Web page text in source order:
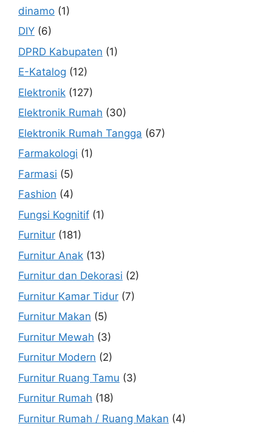
dinamo (1)
DIY (6)
DPRD Kabupaten (1)
E-Katalog (12)
Elektronik (127)
Elektronik Rumah (30)
Elektronik Rumah Tangga (67)
Farmakologi (1)
Farmasi (5)
Fashion (4)
Fungsi Kognitif (1)
Furnitur (181)
Furnitur Anak (13)
Furnitur dan Dekorasi (2)
Furnitur Kamar Tidur (7)
Furnitur Makan (5)
Furnitur Mewah (3)
Furnitur Modern (2)
Furnitur Ruang Tamu (3)
Furnitur Rumah (18)
Furnitur Rumah / Ruang Makan (4)